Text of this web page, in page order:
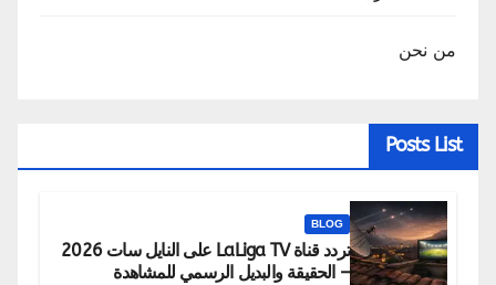
من نحن
Posts List
BLOG
تردد قناة LaLiga TV على النايل سات 2026
– الحقيقة والبديل الرسمي للمشاهدة